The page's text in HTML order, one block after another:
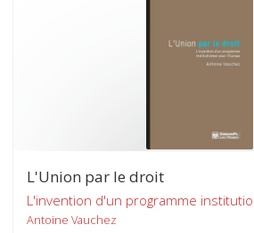
L'Union par le droit
L'invention d'un programme
Antoine Vauchez